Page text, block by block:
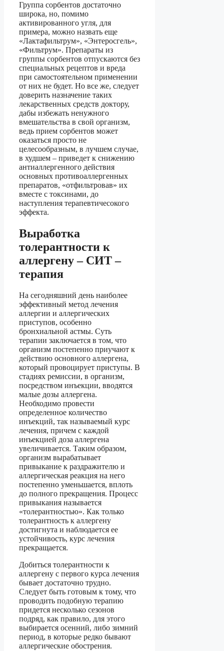
Группа сорбентов достаточно
широка, но, помимо
активированного угля, для
примера, можно назвать еще
«Лактафильтрум», «Энтеросгель»,
«Фильтрум». Препараты из
группы сорбентов отпускаются без
специальных рецептов и вреда
при самостоятельном применении
от них не будет. Но все же, следует
доверить назначение таких
лекарственных средств доктору,
дабы избежать ненужного
вмешательства в свой организм,
ведь прием сорбентов может
оказаться просто не
целесообразным, в лучшем случае,
в худшем – приведет к снижению
антиаллергенного действия
основных противоаллергенных
препаратов, «отфильтровав» их
вместе с токсинами, до
наступления терапевтичесокого
эффекта.
Выработка
толерантности к
аллергену – СИТ –
терапия
На сегодняшний день наиболее
эффективный метод лечения
аллергии и аллергических
приступов, особенно
бронхиальной астмы. Суть
терапии заключается в том, что
организм постепенно приучают к
действию основного аллергена,
который провоцирует приступы. В
стадиях ремиссии, в организм,
посредством инъекции, вводятся
малые дозы аллергена.
Необходимо провести
определенное количество
инъекций, так называемый курс
лечения, причем с каждой
инъекцией доза аллергена
увеличивается. Таким образом,
организм вырабатывает
привыкание к раздражителю и
аллергическая реакция на него
постепенно уменьшается, вплоть
до полного прекращения. Процесс
привыкания называется
«толерантностью». Как только
толерантность к аллергену
достигнута и наблюдается ее
устойчивость, курс лечения
прекращается.
Добиться толерантности к
аллергену с первого курса лечения
бывает достаточно трудно.
Следует быть готовым к тому, что
проводить подобную терапию
придется несколько сезонов
подряд, как правило, для этого
выбирается осенний, либо зимний
период, в которые редко бывают
аллергические обострения.